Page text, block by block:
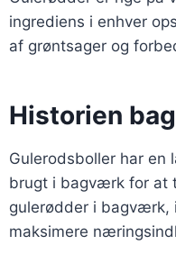
ingrediens i enhver
af grøntsager og
Historien
Gulerodsboller har en
brugt i bagværk for at
gulerødder i bagværk,
maksimere